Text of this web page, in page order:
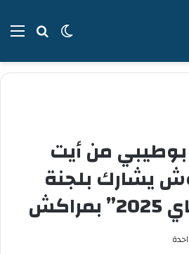
بحثالوضع
من أيت
يشارك بلجنة